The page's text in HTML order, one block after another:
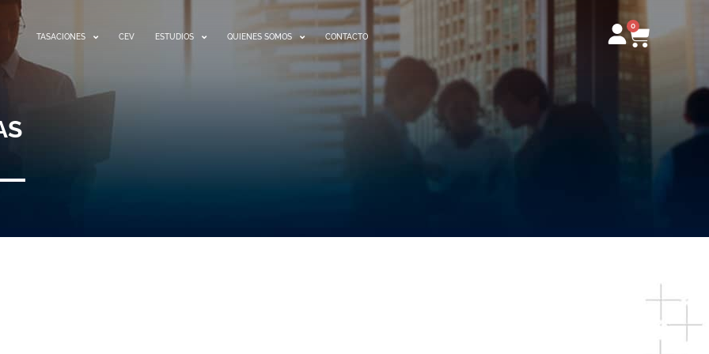
TASACIONES CEV ESTUDIOS QUIENES SOMOS CONTACTO
0
Carrito